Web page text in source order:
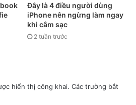
bằng giọng nói
làm theo bằng cách ra lệnh từ
chính hãy nói”Tap Notes”để mở
Đây là 4 điều người dùng
iPhone nên ngừng làm ngay
khi cắm sạc
2 tuần trước
hiển thị công khai. Các trường bắt